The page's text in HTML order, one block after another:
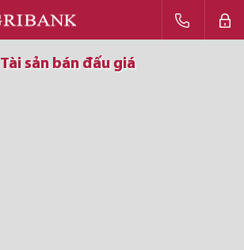
Tài sản bán đấu giá
Tài sản bán đấu giá
Tài sản bán đấu giá